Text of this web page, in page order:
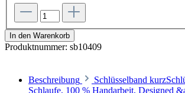
In den Warenkorb
Produktnummer: sb10409
Beschreibung
Schlüsselband
Schlaufe, 100 % Handarbeit, Designed